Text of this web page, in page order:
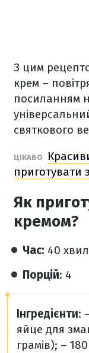
З цим
крем –
посиланням
святкового
ЦІКАВО
Як
кремом?
Час: 40
Порцій: 4
Інгредієнти:
яйце для
грамів); –